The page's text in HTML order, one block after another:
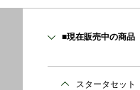
■現在販売中の商品
スタータセット